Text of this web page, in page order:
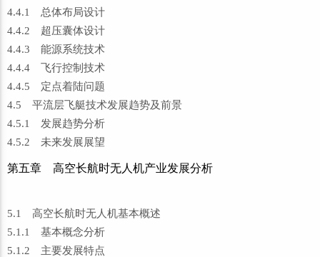
4.4.1 总体布局设计
4.4.2 超压囊体设计
4.4.3 能源系统技术
4.4.4 飞行控制技术
4.4.5 定点着陆问题
4.5 平流层飞艇技术发展趋势及前景
4.5.1 发展趋势分析
4.5.2 未来发展展望
第五章 高空长航时无人机产业发展分析
5.1 高空长航时无人机基本概述
5.1.1 基本概念分析
5.1.2 主要发展特点